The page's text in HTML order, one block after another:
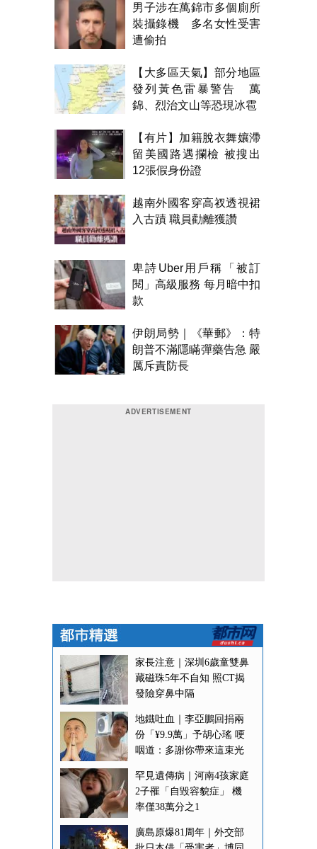
男子涉在萬錦市多個廁所
裝攝錄機 多名女性受害
遭偷拍
【大多區天氣】部分地區
發列黃色雷暴警告 萬
錦、烈治文山等恐現冰雹
【有片】加籍脫衣舞孃滯
留美國路遇攔檢 被搜出
12張假身份證
越南外國客穿高衩透視裙
入古蹟 職員勸離獲讚
卑詩Uber用戶稱「被訂
閱」高級服務 每月暗中扣
款
伊朗局勢｜《華郵》：特
朗普不滿隱瞞彈藥告急 嚴
厲斥責防長